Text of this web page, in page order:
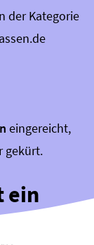
der Kategorie
eingereicht,
gekürt.
ein